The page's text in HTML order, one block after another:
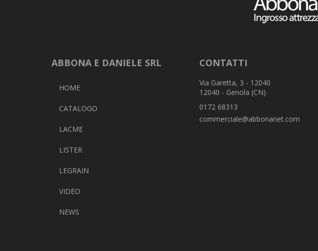
ABBONA E DANIELE SRL
HOME
CATALOGO
LACME
LISTER
LEGRAIN
VIDEO
NEWS
CONTATTI
Via Garetta, 3 - 12040
12040 - Genola (CN)
0172 68313
commerciale@abbonanet.com